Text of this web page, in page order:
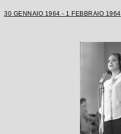
30 GENNAIO 1964 - 1 FEBBRAIO 1964